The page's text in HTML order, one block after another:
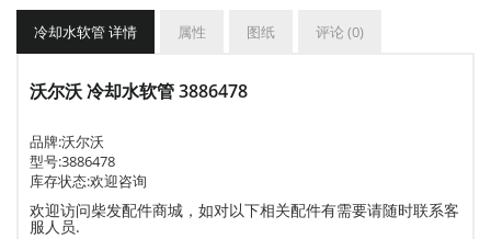
冷却水软管 详情 属性 图纸 评论 (0)
沃尔沃 冷却水软管 3886478
品牌:沃尔沃
型号:3886478
库存状态:欢迎咨询
欢迎访问柴发配件商城，如对以下相关配件有需要请随时联系客
服人员.